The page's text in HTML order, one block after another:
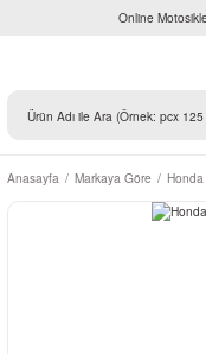
Online
Anasayfa Markaya Göre Honda